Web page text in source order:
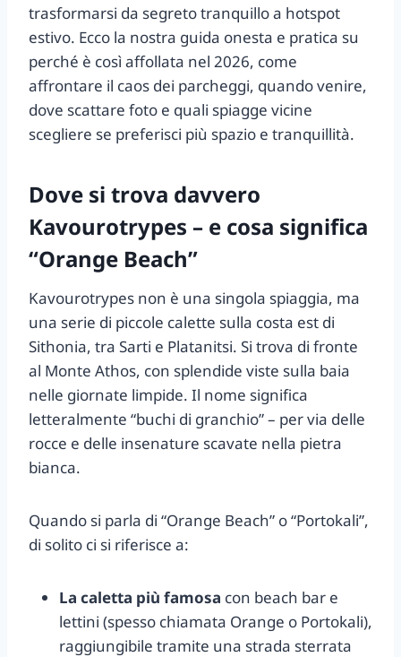
trasformarsi da segreto tranquillo a hotspot
estivo. Ecco la nostra guida onesta e pratica su
perché è così affollata nel 2026, come
affrontare il caos dei parcheggi, quando venire,
dove scattare foto e quali spiagge vicine
scegliere se preferisci più spazio e tranquillità.
Dove si trova davvero
Kavourotrypes – e cosa significa
“Orange Beach”
Kavourotrypes non è una singola spiaggia, ma
una serie di piccole calette sulla costa est di
Sithonia, tra Sarti e Platanitsi. Si trova di fronte
al Monte Athos, con splendide viste sulla baia
nelle giornate limpide. Il nome significa
letteralmente “buchi di granchio” – per via delle
rocce e delle insenature scavate nella pietra
bianca.
Quando si parla di “Orange Beach” o “Portokali”,
di solito ci si riferisce a:
La caletta più famosa con beach bar e
lettini (spesso chiamata Orange o Portokali),
raggiungibile tramite una strada sterrata